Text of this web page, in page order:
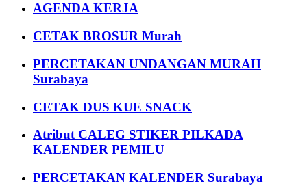
AGENDA KERJA
CETAK BROSUR Murah
PERCETAKAN UNDANGAN MURAH
Surabaya
CETAK DUS KUE SNACK
Atribut CALEG STIKER PILKADA
KALENDER PEMILU
PERCETAKAN KALENDER Surabaya